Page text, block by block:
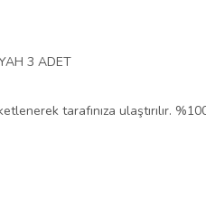
3 ADET
tarafınıza ulaştırılır.